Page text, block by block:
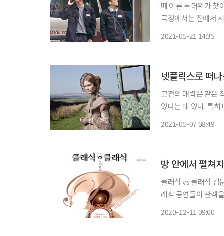
때 이른 무더위가 찾
극장에서는 집에서
2021-05-21 14:35
넷플릭스로 떠
고전의 매력은 같은
있다는 데 있다. 특
2021-05-07 08:49
방 안에서 펼쳐
클래식 vs 클래식 김
래식 공연들이 관객
2020-12-11 09:00